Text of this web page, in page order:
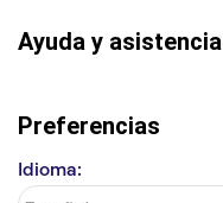
Ayuda y asistencia
Preferencias
Idioma: